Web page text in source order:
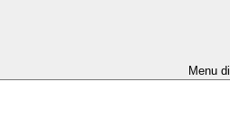
Menu